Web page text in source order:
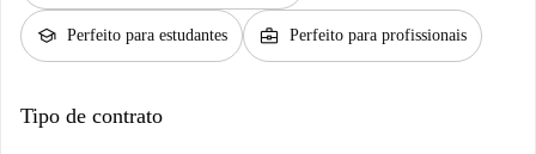
school Perfeito para estudantes business_center Perfeito para profissionais
Tipo de contrato